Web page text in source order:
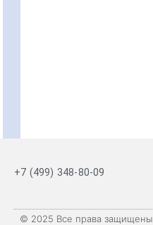
+7 (499) 348-80-09
© 2025 Все права защищены